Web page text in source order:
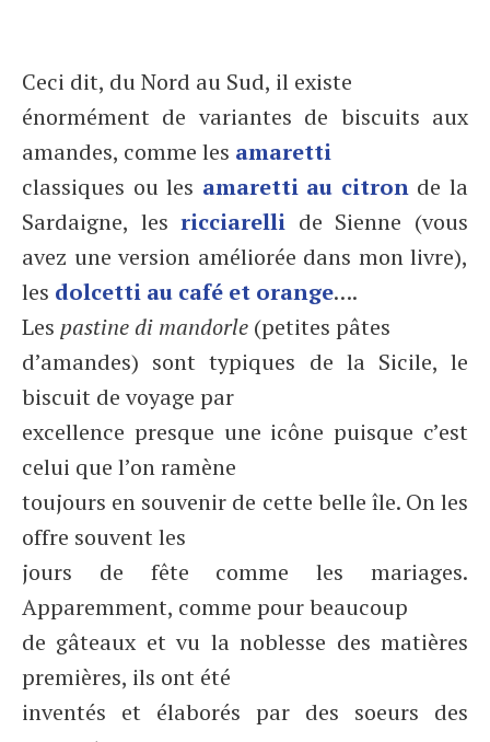
Ceci dit, du Nord au Sud, il existe
énormément de variantes de biscuits aux
amandes, comme les amaretti
classiques ou les amaretti au citronde la
Sardaigne, lesricciarelli de Sienne (vous
avez une version améliorée dans mon livre),
les dolcetti au café et orange….
Les pastine di mandorle (petites pâtes
d’amandes) sont typiques de la Sicile, le
biscuit de voyage par
excellence presque une icône puisque c’est
celui que l’on ramène
toujours en souvenir de cette belle île. On les
offre souvent les
jours de fête comme les mariages.
Apparemment, comme pour beaucoup
de gâteaux et vu la noblesse des matières
premières, ils ont été
inventés et élaborés par des soeurs des